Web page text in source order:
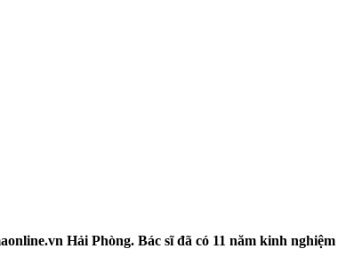
Hải Phòng. Bác sĩ đã có 11 năm kinh nghiệm